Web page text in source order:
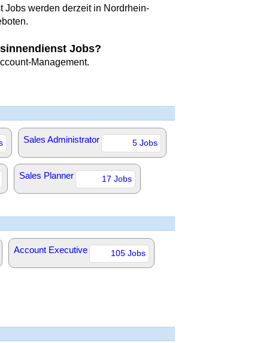
Jobs werden derzeit in Nordrhein-
Jobs?
Management.
Sales Administrator 5 Jobs
Sales Planner 17 Jobs
Account Executive 105 Jobs